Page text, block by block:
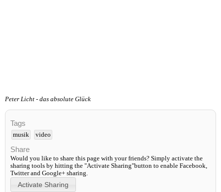
Peter Licht - das absolute Glück
Tags
musik video
Share
Would you like to share this page with your friends? Simply activate the
sharing tools by hitting the "Activate Sharing"button to enable Facebook,
Twitter and Google+ sharing.